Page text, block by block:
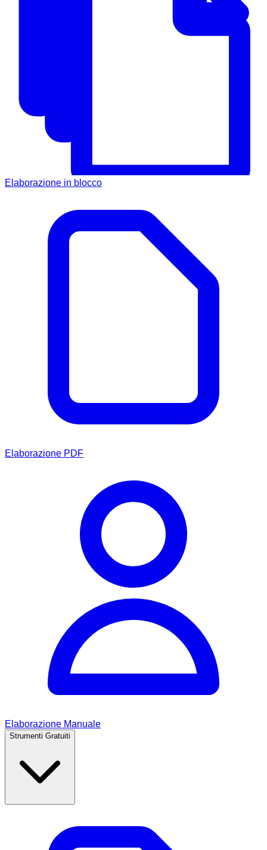
Elaborazione in blocco
Elaborazione PDF
Elaborazione Manuale
Strumenti Gratuiti